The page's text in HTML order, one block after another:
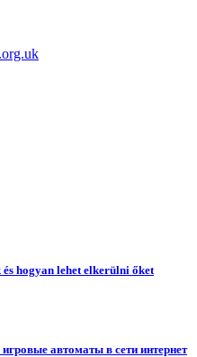
hogyan lehet elkerülni őket
автоматы в сети интернет